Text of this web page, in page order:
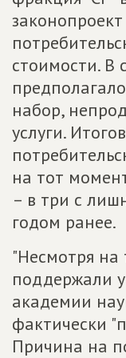
стоимости. В
набор,
услуги.
на тот
– в три с
годом ранее.
"Несмотря
поддержали
академии
фактически
Причина на